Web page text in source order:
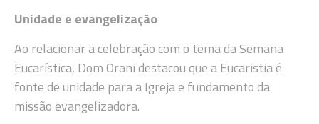
Unidade e evangelização
Ao relacionar a celebração com o tema da Semana
Eucarística, Dom Orani destacou que a Eucaristia é
fonte de unidade para a Igreja e fundamento da
missão evangelizadora.